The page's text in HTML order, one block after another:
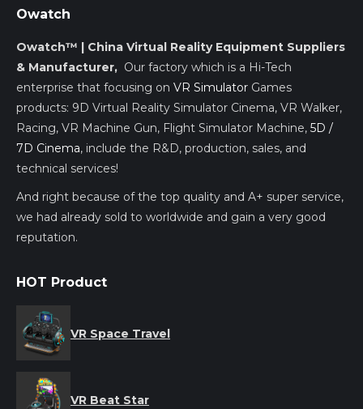
Owatch
Owatch™ | China Virtual Reality Equipment Suppliers
& Manufacturer, Our factory which is a Hi-Tech
enterprise that focusing on VR Simulator Games
products: 9D Virtual Reality Simulator Cinema, VR Walker,
Racing, VR Machine Gun, Flight Simulator Machine, 5D /
7D Cinema, include the R&D, production, sales, and
technical services!
And right because of the top quality and A+ super service,
we had already sold to worldwide and gain a very good
reputation.
HOT Product
VR Space Travel
VR Beat Star